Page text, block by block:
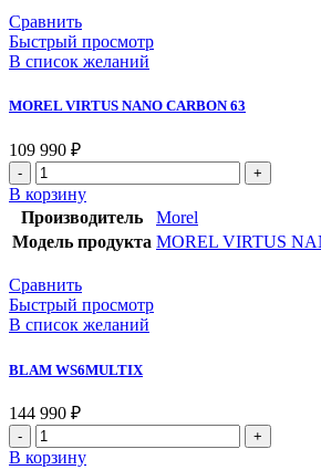
Сравнить
Быстрый просмотр
В список желаний
MOREL VIRTUS NANO CARBON 63
109 990 ₽
В корзину
Производитель
Morel
Модель продукта MOREL VIRTUS
Сравнить
Быстрый просмотр
В список желаний
BLAM WS6MULTIX
144 990 ₽
В корзину